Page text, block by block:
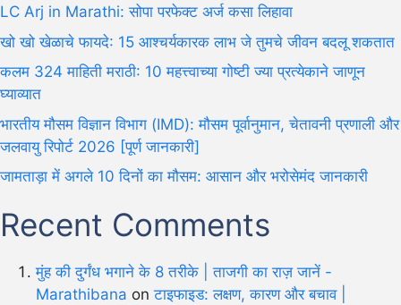
LC Arj in Marathi: सोपा परफेक्ट अर्ज कसा लिहावा
खो खो खेळाचे फायदे: 15 आश्चर्यकारक लाभ जे तुमचे जीवन बदलू शकतात
कलम 324 माहिती मराठी: 10 महत्त्वाच्या गोष्टी ज्या प्रत्येकाने जाणून
घ्याव्यात
भारतीय मौसम विज्ञान विभाग (IMD): मौसम पूर्वानुमान, चेतावनी प्रणाली और
जलवायु रिपोर्ट 2026 [पूर्ण जानकारी]
जामताड़ा में अगले 10 दिनों का मौसम: आसान और भरोसेमंद जानकारी
Recent Comments
मुंह की दुर्गंध भगाने के 8 तरीके | ताजगी का राज़ जानें -
Marathibana onटाइफाइड: लक्षण, कारण और बचाव |